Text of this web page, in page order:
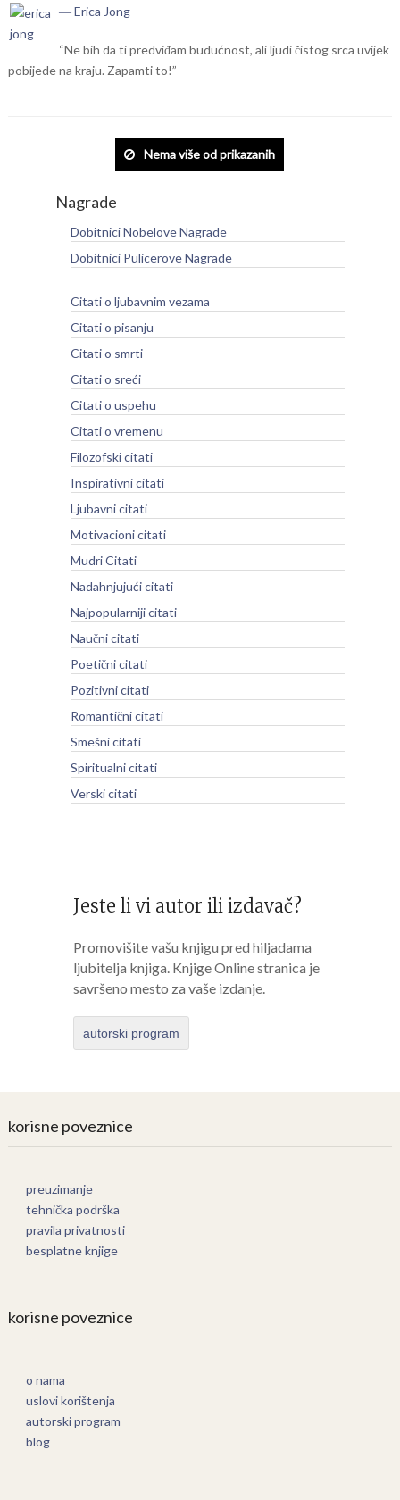
― Erica Jong
“Ne bih da ti predviđam budućnost, ali ljudi čistog srca uvijek
pobijede na kraju. Zapamti to!”
Nema više od prikazanih
Nagrade
Dobitnici Nobelove Nagrade
Dobitnici Pulicerove Nagrade
Citati o ljubavnim vezama
Citati o pisanju
Citati o smrti
Citati o sreći
Citati o uspehu
Citati o vremenu
Filozofski citati
Inspirativni citati
Ljubavni citati
Motivacioni citati
Mudri Citati
Nadahnjujući citati
Najpopularniji citati
Naučni citati
Poetični citati
Pozitivni citati
Romantični citati
Smešni citati
Spiritualni citati
Verski citati
Jeste li vi autor ili izdavač?
Promovišite vašu knjigu pred hiljadama
ljubitelja knjiga. Knjige Online stranica je
savršeno mesto za vaše izdanje.
autorski program
korisne poveznice
preuzimanje
tehnička podrška
pravila privatnosti
besplatne knjige
korisne poveznice
o nama
uslovi korištenja
autorski program
blog